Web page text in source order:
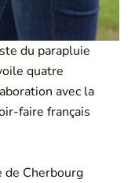
du parapluie
quatre
avec la
faire français
de Cherbourg